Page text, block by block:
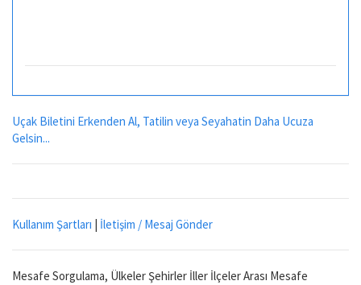
Uçak Biletini Erkenden Al, Tatilin veya Seyahatin Daha Ucuza
Gelsin...
Kullanım Şartları | İletişim / Mesaj Gönder
Mesafe Sorgulama, Ülkeler Şehirler İller İlçeler Arası Mesafe